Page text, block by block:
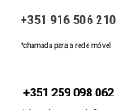
+351 916 506 210
*chamada para a rede móvel
+351 259 098 062